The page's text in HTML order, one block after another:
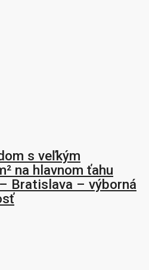
s veľkým
na hlavnom ťahu
Bratislava – výborná